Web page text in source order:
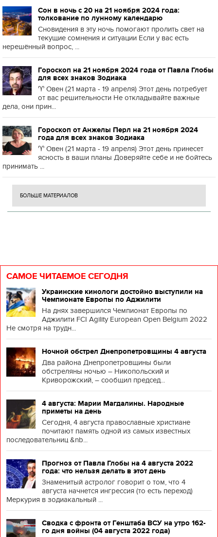
Сон в ночь с 20 на 21 ноября 2024 года:
толкование по лунному календарю
Сновидения в эту ночь помогают пролить свет на
текущие сомнения и ситуации Если у вас есть
нерешённый вопрос, ...
Гороскоп на 21 ноября 2024 года от Павла Глобы
для всех знаков Зодиака
♈️ Овен (21 марта - 19 апреля) Этот день потребует
от вас решительности Не откладывайте важные
дела, они прин...
Гороскоп от Анжелы Перл на 21 ноября 2024
года для всех знаков Зодиака
♈️ Овен (21 марта - 19 апреля) Этот день принесет
ясность в ваши планы Доверяйте себе и не бойтесь
принимать ...
БОЛЬШЕ МАТЕРИАЛОВ
САМОЕ ЧИТАЕМОЕ СЕГОДНЯ
Украинские кинологи достойно выступили на
Чемпионате Европы по Аджилити
На днях завершился Чемпионат Европы по
Аджилити FCI Agility European Open Belgium 2022
Не смотря на трудн...
Ночной обстрел Днепропетровщины 4 августа
Два района Днепропетровщины были
обстреляны ночью – Никопольский и
Криворожский, – сообщил председ...
4 августа: Марии Магдалины. Народные
приметы на день
Сегодня, 4 августа православные христиане
почитают память одной из самых известных
последовательниц &nb...
Прогноз от Павла Глобы на 4 августа 2022
года: что нельзя делать в этот день
Знаменитый астролог говорит о том, что 4
августа начнется ингрессия (то есть переход)
Меркурия в зодиакальный ...
Сводка с фронта от Генштаба ВСУ на утро 162-
го дня войны (04 августа 2022 года)